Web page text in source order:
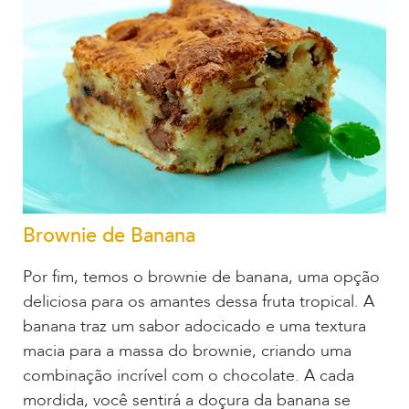
Brownie de Banana
Por fim, temos o brownie de banana, uma opção
deliciosa para os amantes dessa fruta tropical. A
banana traz um sabor adocicado e uma textura
macia para a massa do brownie, criando uma
combinação incrível com o chocolate. A cada
mordida, você sentirá a doçura da banana se